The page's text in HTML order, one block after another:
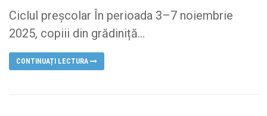
Ciclul preșcolar În perioada 3–7 noiembrie
2025, copiii din grădiniță...
CONTINUAȚI LECTURA